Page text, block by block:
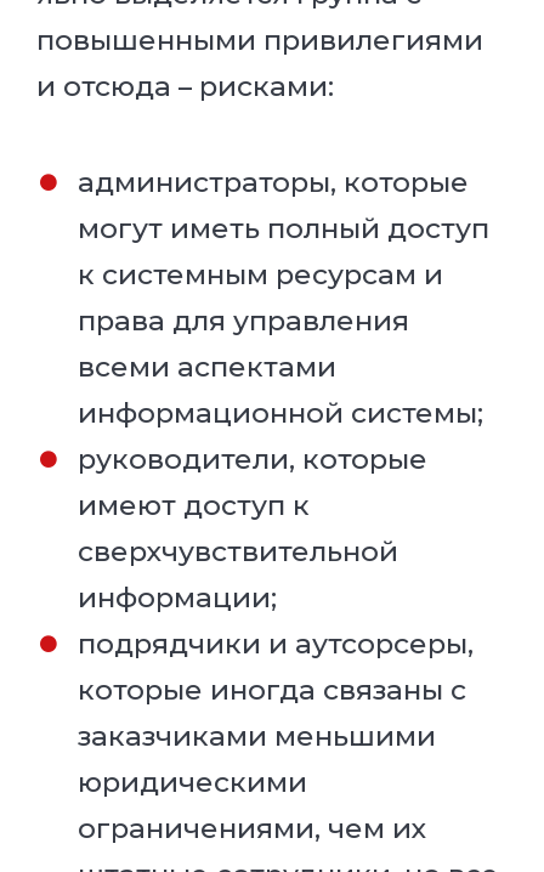
повышенными привилегиями
и отсюда – рисками:
администраторы, которые
могут иметь полный доступ
к системным ресурсам и
права для управления
всеми аспектами
информационной системы;
руководители, которые
имеют доступ к
сверхчувствительной
информации;
подрядчики и аутсорсеры,
которые иногда связаны с
заказчиками меньшими
юридическими
ограничениями, чем их